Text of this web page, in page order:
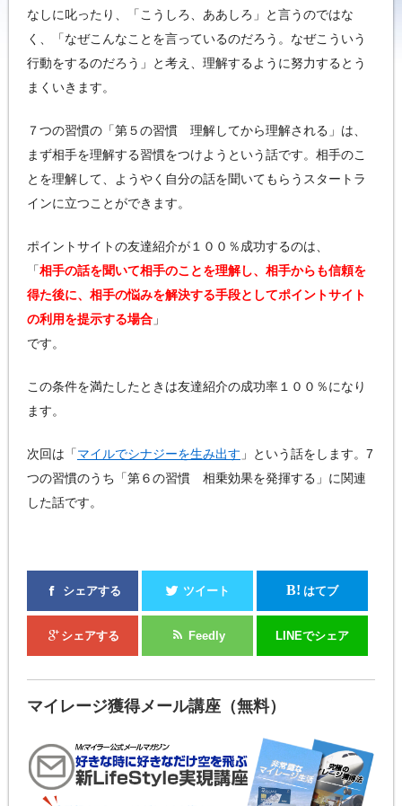
なしに叱ったり、「こうしろ、ああしろ」と言うのではな
く、「なぜこんなことを言っているのだろう。なぜこういう
行動をするのだろう」と考え、理解するように努力するとう
まくいきます。
７つの習慣の「第５の習慣 理解してから理解される」は、
まず相手を理解する習慣をつけようという話です。相手のこ
とを理解して、ようやく自分の話を聞いてもらうスタートラ
インに立つことができます。
ポイントサイトの友達紹介が１００％成功するのは、
「相手の話を聞いて相手のことを理解し、相手からも信頼を
得た後に、相手の悩みを解決する手段としてポイントサイト
の利用を提示する場合 」
です。
この条件を満たしたときは友達紹介の成功率１００％になり
ます。
次回は「マイルでシナジーを生み出す 」という話をします。7
つの習慣のうち「第６の習慣 相乗効果を発揮する」に関連
した話です。
シェアする ツイート B! はてブ
シェアする Feedly LINEでシェア
マイレージ獲得メール講座（無料）